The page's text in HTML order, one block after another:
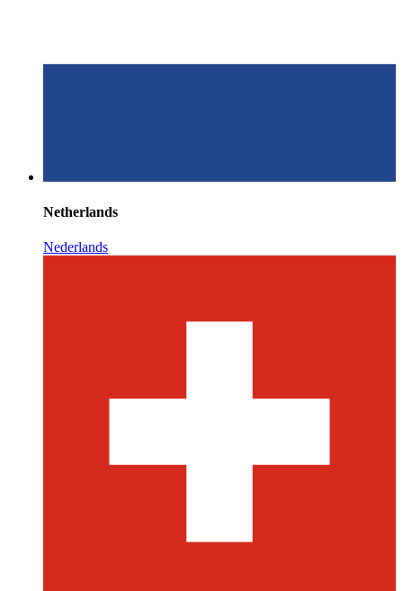
Netherlands
Nederlands